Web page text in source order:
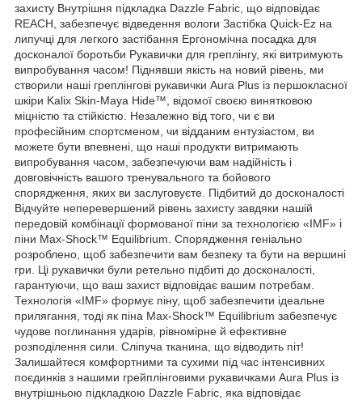
захисту Внутрішня підкладка Dazzle Fabric, що відповідає
REACH, забезпечує відведення вологи Застібка Quick-Ez на
липучці для легкого застібання Ергономічна посадка для
досконалої боротьби Рукавички для греплінгу, які витримують
випробування часом! Піднявши якість на новий рівень, ми
створили наші греплінгові рукавички Aura Plus із першокласної
шкіри Kalix Skin-Maya Hide™, відомої своєю винятковою
міцністю та стійкістю. Незалежно від того, чи є ви
професійним спортсменом, чи відданим ентузіастом, ви
можете бути впевнені, що наші продукти витримають
випробування часом, забезпечуючи вам надійність і
довговічність вашого тренувального та бойового
спорядження, яких ви заслуговуєте. Підбитий до досконалості
Відчуйте неперевершений рівень захисту завдяки нашій
передовій комбінації формованої піни за технологією «IMF» і
піни Max-Shock™ Equilibrium. Спорядження геніально
розроблено, щоб забезпечити вам безпеку та бути на вершині
гри. Ці рукавички були ретельно підбиті до досконалості,
гарантуючи, що ваш захист відповідає вашим потребам.
Технологія «IMF» формує піну, щоб забезпечити ідеальне
прилягання, тоді як піна Max-Shock™ Equilibrium забезпечує
чудове поглинання ударів, рівномірне й ефективне
розподілення сили. Сліпуча тканина, що відводить піт!
Залишайтеся комфортними та сухими під час інтенсивних
поєдинків з нашими грейплінговими рукавичками Aura Plus із
внутрішньою підкладкою Dazzle Fabric, яка відповідає